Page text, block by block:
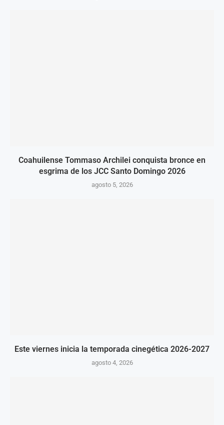
Coahuilense Tommaso Archilei conquista bronce en
esgrima de los JCC Santo Domingo 2026
agosto 5, 2026
Este viernes inicia la temporada cinegética 2026-2027
agosto 4, 2026